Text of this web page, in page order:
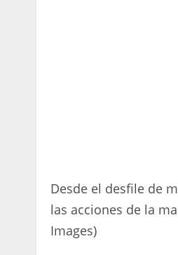
Desde el desfile de
las acciones de la
Images)